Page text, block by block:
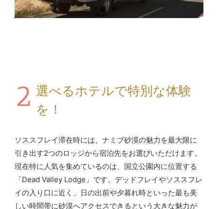
2 選べるホテルで特別な体験
を！
ソススフレイ滞在時には、ナミブ砂漠の魅力を最大限に
引き出す2つのロッジから宿泊先をお選びいただけます。
現在特に人気を集めているのは、国立公園内に位置する
「Dead Valley Lodge」です。デッドフレイやソススフレ
イの入り口に近く、日の出前や夕暮れ時といった最も美
しい時間帯に砂漠へアクセスできるという大きな魅力が